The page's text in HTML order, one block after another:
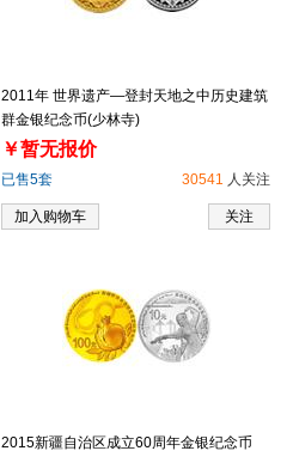
2011年 世界遗产—登封天地之中历史建筑
群金银纪念币(少林寺)
￥暂无报价
30541 人关注
已售5套
关注
加入购物车
2015新疆自治区成立60周年金银纪念币